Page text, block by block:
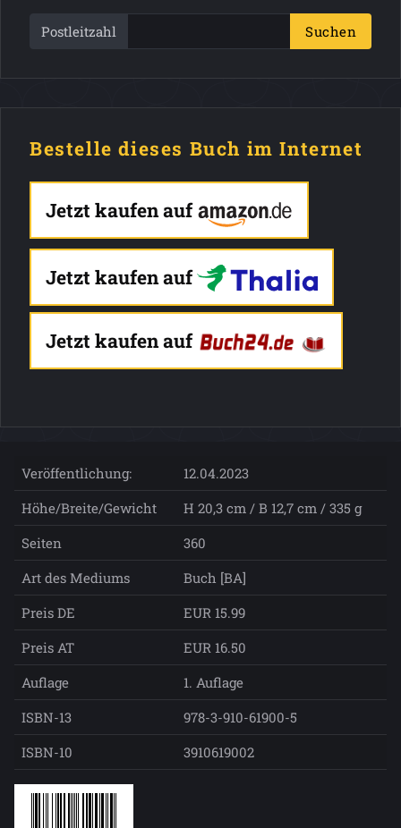
Postleitzahl Suchen
Bestelle dieses Buch im Internet
Jetzt kaufen auf
Jetzt kaufen auf
Jetzt kaufen auf
Veröffentlichung:
12.04.2023
Höhe/Breite/Gewicht
H 20,3 cm / B 12,7 cm / 335 g
Seiten
360
Art des Mediums
Buch [BA]
Preis DE
EUR 15.99
Preis AT
EUR 16.50
Auflage
1. Auflage
ISBN-13
978-3-910-61900-5
ISBN-10
3910619002